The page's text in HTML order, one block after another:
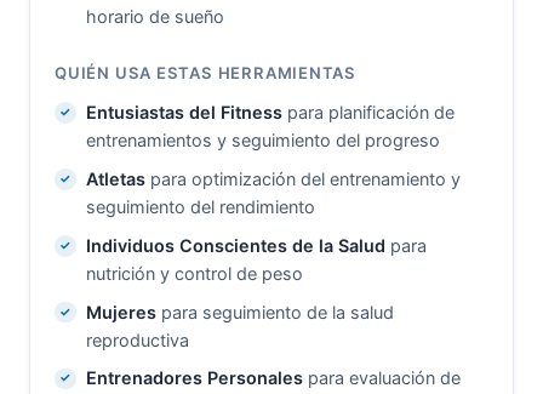
horario de sueño
QUIÉN USA ESTAS HERRAMIENTAS
Entusiastas del Fitnesspara planificación de
entrenamientos y seguimiento del progreso
Atletaspara optimización del entrenamiento y
seguimiento del rendimiento
Individuos Conscientes de la Salud para
nutrición y control de peso
Mujerespara seguimiento de la salud
reproductiva
Entrenadores Personalespara evaluación de